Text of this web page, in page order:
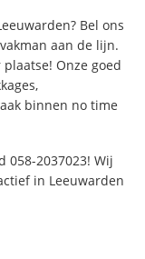
Bel ons
aan de lijn.
Onze goed
binnen no time
2037023! Wij
in Leeuwarden